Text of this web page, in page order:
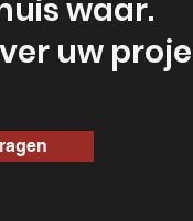
waar.
uw